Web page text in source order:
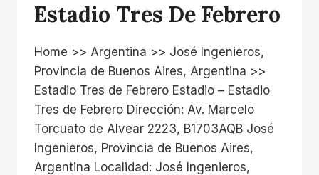
Estadio Tres De Febrero
Home >> Argentina >> José Ingenieros,
Provincia de Buenos Aires, Argentina >>
Estadio Tres de Febrero Estadio – Estadio
Tres de Febrero Dirección: Av. Marcelo
Torcuato de Alvear 2223, B1703AQB José
Ingenieros, Provincia de Buenos Aires,
Argentina Localidad: José Ingenieros,